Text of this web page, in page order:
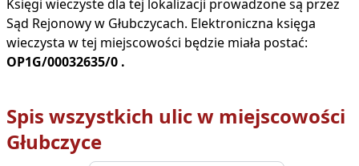
Księgi wieczyste dla tej lokalizacji prowadzone są przez
Sąd Rejonowy w Głubczycach. Elektroniczna księga
wieczysta w tej miejscowości będzie miała postać:
OP1G/00032635/0 .
Spis wszystkich ulic w miejscowości
Głubczyce